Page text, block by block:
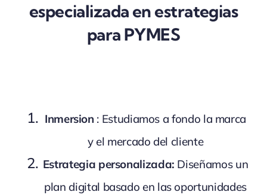
especializada en estrategias
para PYMES
Inmersion : Estudiamos a fondo la marca
y el mercado del cliente
Estrategia personalizada: Diseñamos un
plan digital basado en las oportunidades